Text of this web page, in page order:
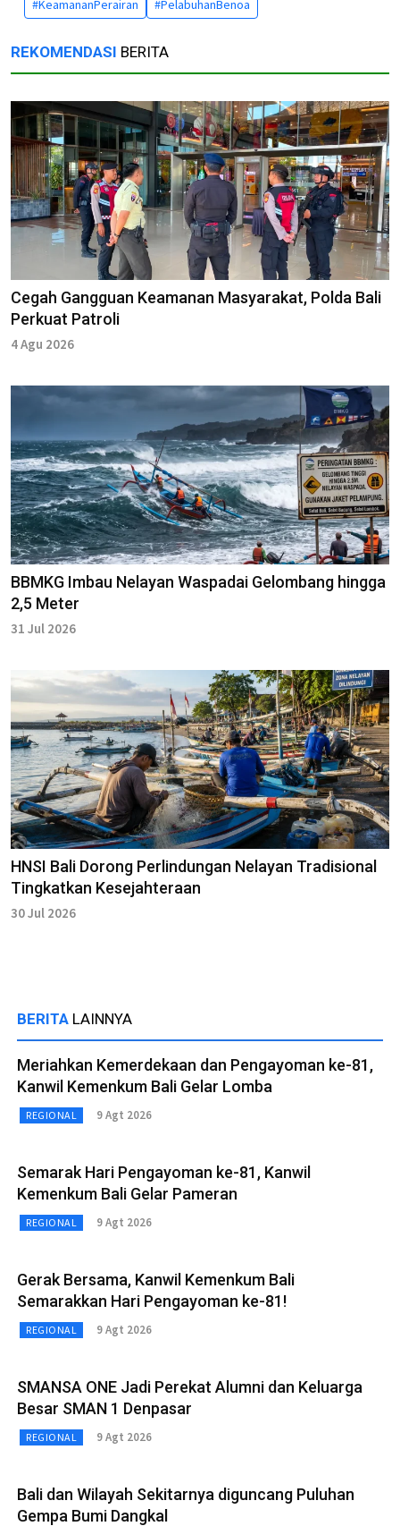
#KeamananPerairan #PelabuhanBenoa
REKOMENDASI BERITA
Cegah Gangguan Keamanan Masyarakat, Polda Bali
Perkuat Patroli
4 Agu 2026
BBMKG Imbau Nelayan Waspadai Gelombang hingga
2,5 Meter
31 Jul 2026
HNSI Bali Dorong Perlindungan Nelayan Tradisional
Tingkatkan Kesejahteraan
30 Jul 2026
BERITA LAINNYA
Meriahkan Kemerdekaan dan Pengayoman ke-81,
Kanwil Kemenkum Bali Gelar Lomba
REGIONAL 9 Agt 2026
Semarak Hari Pengayoman ke-81, Kanwil
Kemenkum Bali Gelar Pameran
REGIONAL 9 Agt 2026
Gerak Bersama, Kanwil Kemenkum Bali
Semarakkan Hari Pengayoman ke-81!
REGIONAL 9 Agt 2026
SMANSA ONE Jadi Perekat Alumni dan Keluarga
Besar SMAN 1 Denpasar
REGIONAL 9 Agt 2026
Bali dan Wilayah Sekitarnya diguncang Puluhan
Gempa Bumi Dangkal